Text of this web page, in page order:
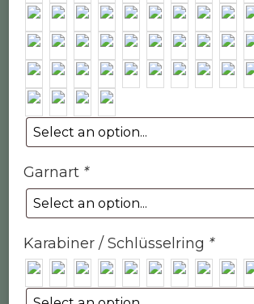
Garnart *
Karabiner / Schlüsselring *